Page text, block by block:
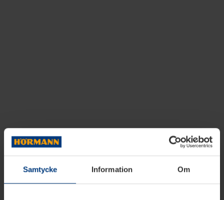
Samtycke Information Om